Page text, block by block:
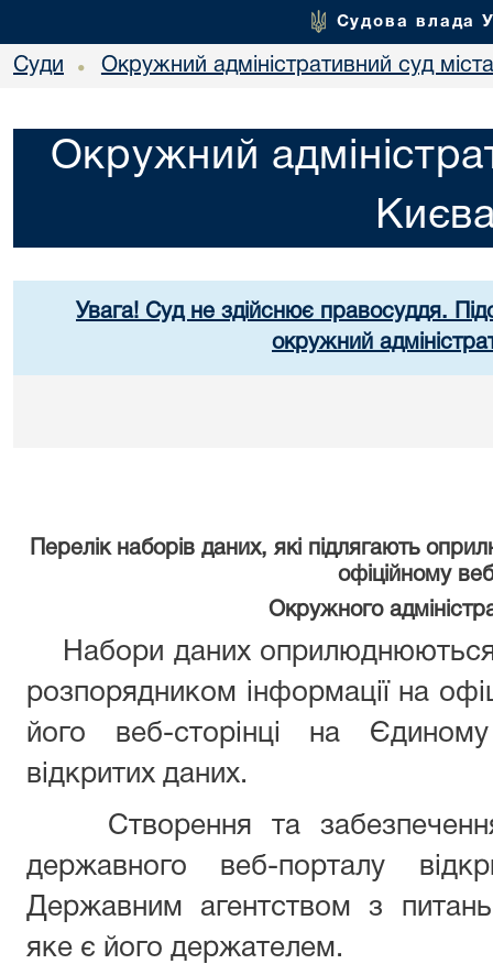
Судова влада
Суди • Окружний адміністративний суд
Окружний
Увага! Суд не здійснює правосуддя.
окружний
Перелік наборів даних, які підлягають
офіційному
Окружного
Набори даних оприлюднюються
розпорядником інформації на
його веб-сторінці на
відкритих даних.
Створення та забезпечення
державного веб-порталу
Державним агентством з
яке є його держателем.